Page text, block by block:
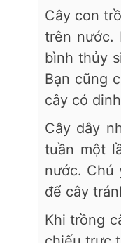
Cây con
trên nước.
bình thủy
Bạn cũng
cây có
Cây dây
tuần một
nước. Chú
để cây
Khi trồng